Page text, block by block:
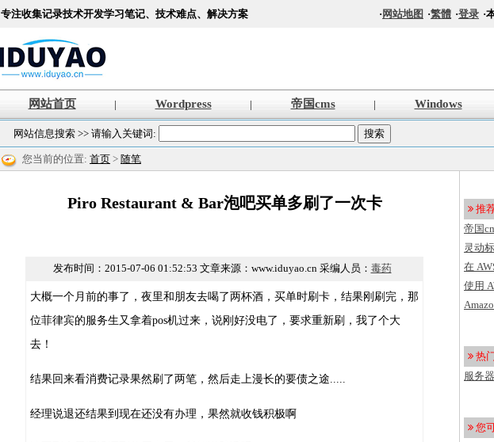
专注收集记录技术开发学习笔记、技术难点、解决方案 · 网站地图 ·繁體 ·登录 ·
网站首页 | Wordpress | 帝国cms | Windows
网站信息搜索 >> 请输入关键词:
您当前的位置: 首页 > 随笔
Piro Restaurant & Bar泡吧买单多刷了一次卡
发布时间： 2015-07-06 01:52:53 文章来源：www.iduyao.cn 采编人员： 毒药
大概一个月前的事了，夜里和朋友去喝了两杯酒，买单时刷卡，结果刚刷完，那
位菲律宾的服务生又拿着pos机过来，说刚好没电了，要求重新刷，我了个大
去！
结果回来看消费记录果然刷了两笔，然后走上漫长的要债之途.....
经理说退还结果到现在还没有办理，果然就收钱积极啊
推
帝国
灵动
法汇总
在
使用
创建
了用
热
服务
您